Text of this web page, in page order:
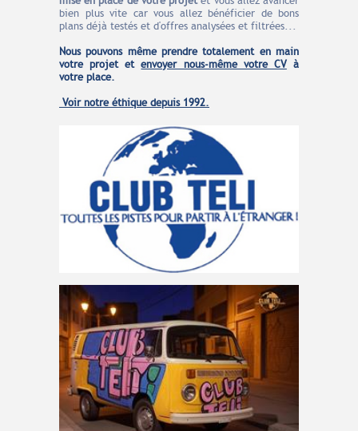
bien plus vite car vous allez bénéficier de bons
plans déjà testés et d'offres analysées et filtrées...
Nous pouvons même prendretotalement en main
votre projet etenvoyer nous-même votre CVà
votre place.
Voir notre éthique depuis 1992.